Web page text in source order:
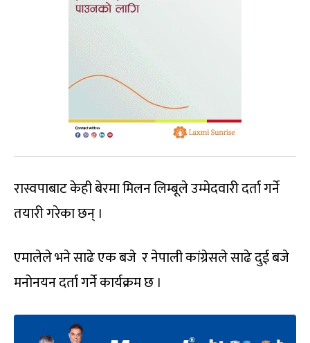
रास्वपाबाट केही बेरमा मिलन लिम्बूले उम्मेदवारी दर्ता गर्ने
तयारी गरेका छन् ।
एमालेले भने साढे एक बजे र नेपाली कांग्रेसले साढे दुई बजे
मनोनयन दर्ता गर्ने कार्यक्रम छ ।